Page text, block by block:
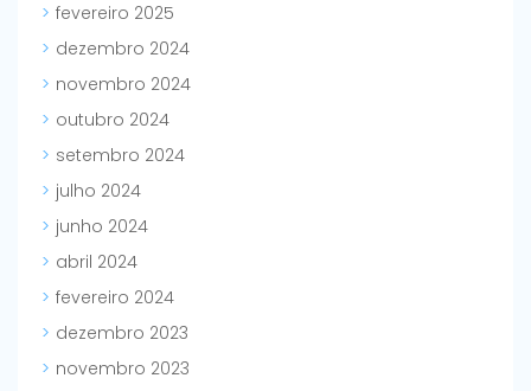
fevereiro 2025
dezembro 2024
novembro 2024
outubro 2024
setembro 2024
julho 2024
junho 2024
abril 2024
fevereiro 2024
dezembro 2023
novembro 2023